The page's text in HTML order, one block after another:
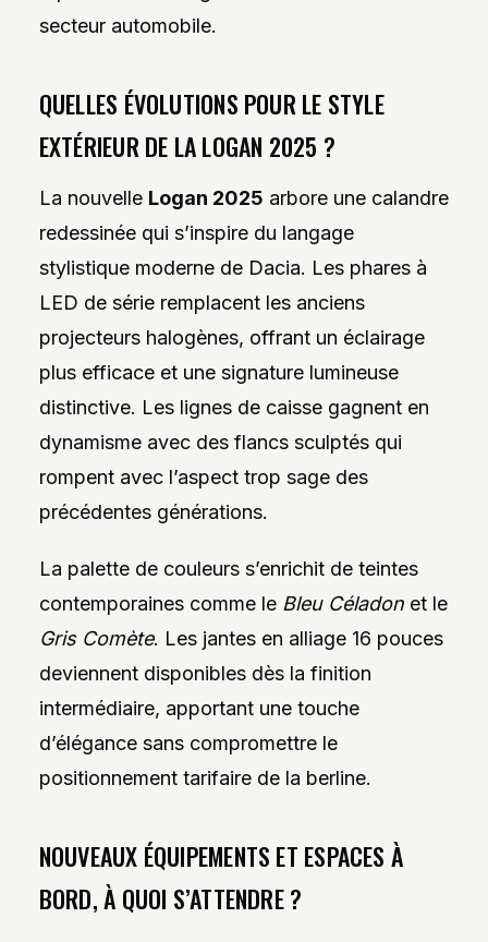
secteur automobile.
QUELLES ÉVOLUTIONS POUR LE STYLE
EXTÉRIEUR DE LA LOGAN 2025 ?
La nouvelle Logan 2025 arbore une calandre
redessinée qui s’inspire du langage
stylistique moderne de Dacia. Les phares à
LED de série remplacent les anciens
projecteurs halogènes, offrant un éclairage
plus efficace et une signature lumineuse
distinctive. Les lignes de caisse gagnent en
dynamisme avec des flancs sculptés qui
rompent avec l’aspect trop sage des
précédentes générations.
La palette de couleurs s’enrichit de teintes
contemporaines comme le Bleu Céladonet le
Gris Comète. Les jantes en alliage 16 pouces
deviennent disponibles dès la finition
intermédiaire, apportant une touche
d’élégance sans compromettre le
positionnement tarifaire de la berline.
NOUVEAUX ÉQUIPEMENTS ET ESPACES À
BORD, À QUOI S’ATTENDRE ?